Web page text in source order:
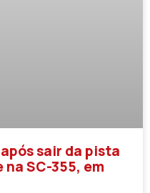
sair da pista
SC-355, em